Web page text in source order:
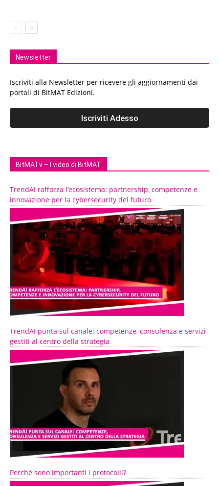
Newsletter
Iscriviti alla Newsletter per ricevere gli aggiornamenti dai
portali di BitMAT Edizioni.
BitMATv – I video di BitMAT
TrendAI rafforza l’ecosistema: partnership, competenze e
innovazione per la cybersecurity del futuro
TrendAI punta sul canale: competenze, consulenza e servizi
gestiti al centro della strategia
Perché sono importanti i protocolli?